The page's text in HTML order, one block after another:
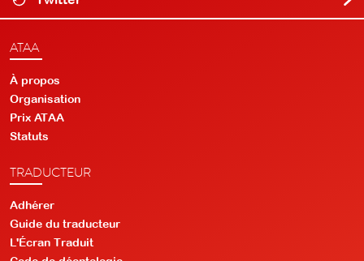
ATAA
À propos
Organisation
Prix ATAA
Statuts
TRADUCTEUR
Adhérer
Guide du traducteur
L'Écran Traduit